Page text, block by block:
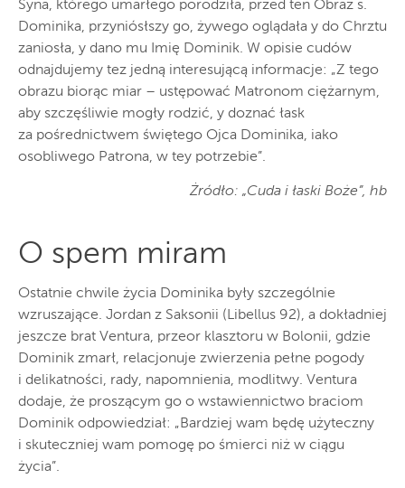
Syna, którego umarłego porodziła, przed ten Obraz s.
Dominika, przyniósłszy go, żywego oglądała y do Chrztu
zaniosła, y dano mu Imię Dominik. W opisie cudów
odnajdujemy tez jedną interesującą informacje: „Z tego
obrazu biorąc miar – ustępować Matronom ciężarnym,
aby szczęśliwie mogły rodzić, y doznać łask
za pośrednictwem świętego Ojca Dominika, iako
osobliwego Patrona, w tey potrzebie”.
Żródło: „Cuda i łaski Boże”, hb
O spem miram
Ostatnie chwile życia Dominika były szczególnie
wzruszające. Jordan z Saksonii (Libellus 92), a dokładniej
jeszcze brat Ventura, przeor klasztoru w Bolonii, gdzie
Dominik zmarł, relacjonuje zwierzenia pełne pogody
i delikatności, rady, napomnienia, modlitwy. Ventura
dodaje, że proszącym go o wstawiennictwo braciom
Dominik odpowiedział: „Bardziej wam będę użyteczny
i skuteczniej wam pomogę po śmierci niż w ciągu
życia”.